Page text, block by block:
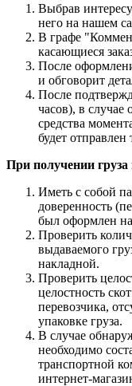
Выбрав
него на нашем
В графе
касающиеся
После
и обговорит
После
часов), в
средства
будет
При получении груза
Иметь с собой
доверенность
был оформлен
Проверить
выдаваемого
накладной.
Проверить
целостность
перевозчика,
упаковке груза.
В случае
необходимо
транспортной
интернет-